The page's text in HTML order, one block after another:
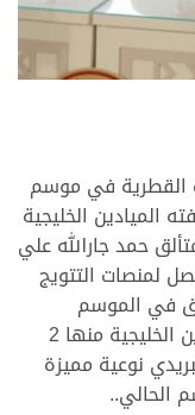
القطرية في موسم
الميادين الخليجية
حمد جارالله علي
لمنصات التتويج
في الموسم
المنصرم 5 رموز قوية في مختلف الميادين الخليجية منها 2
البريدي نوعية مميزة
الحالي..